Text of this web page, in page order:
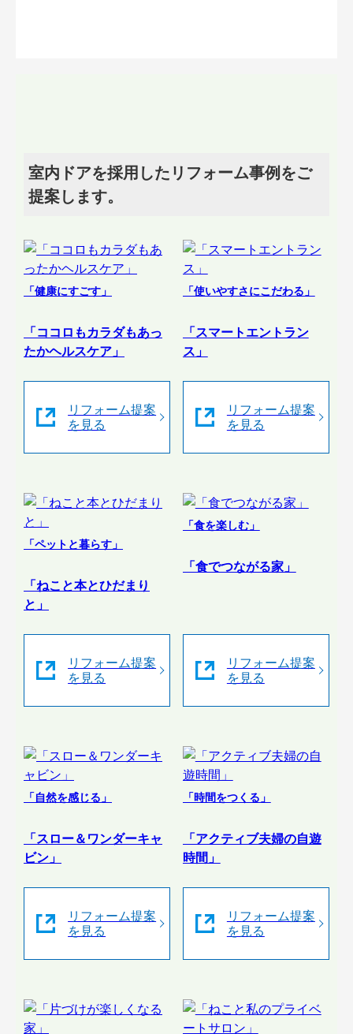
室内ドアを採用したリフォーム事例をご
提案します。
「健康にすごす」
「ココロもカラダもあっ
たかヘルスケア」
リフォーム提案
を見る
「使いやすさにこだわる」
「スマートエントラン
ス」
リフォーム提案
を見る
「ペットと暮らす」
「ねこと本とひだまり
と」
リフォーム提案
を見る
「食を楽しむ」
「食でつながる家」
リフォーム提案
を見る
「自然を感じる」
「スロー＆ワンダーキャ
ビン」
リフォーム提案
を見る
「時間をつくる」
「アクティブ夫婦の自遊
時間」
リフォーム提案
を見る